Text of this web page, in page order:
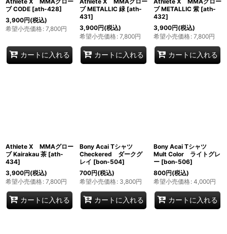
ブ CODE [ath-428]
3,900円(税込)
希望小売価格: 7,800円
カートに入れる
ブ METALLIC 緑 [ath-
431]
3,900円(税込)
希望小売価格: 7,800円
カートに入れる
ブ METALLIC 紫 [ath-
432]
3,900円(税込)
希望小売価格: 7,800円
カートに入れる
Athlete X MMAグロー
ブ Kairakau 茶 [ath-
434]
3,900円(税込)
希望小売価格: 7,800円
カートに入れる
Bony Acai Tシャツ
Checkered ダークグ
レイ [bon-504]
700円(税込)
希望小売価格: 3,800円
カートに入れる
Bony Acai Tシャツ
Mult Color ライトグレ
ー [bon-506]
800円(税込)
希望小売価格: 4,000円
カートに入れる